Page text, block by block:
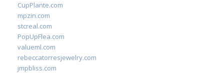
CupPlante.com
mpzin.com
stcreal.com
PopUpFlea.com
valueml.com
rebeccatorresjewelry.com
jmpbliss.com